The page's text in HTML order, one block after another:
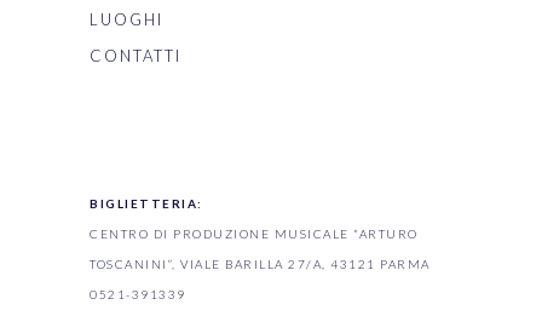
LUOGHI
CONTATTI
BIGLIETTERIA:
CENTRO DI PRODUZIONE MUSICALE “ARTURO
TOSCANINI”, VIALE BARILLA 27/A, 43121 PARMA
0521-391339